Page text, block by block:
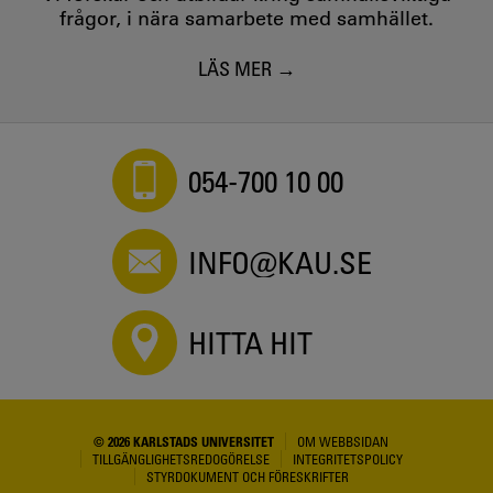
frågor, i nära samarbete med samhället.
LÄS MER
054-700 10 00
INFO@KAU.SE
HITTA HIT
© 2026 KARLSTADS UNIVERSITET
OM WEBBSIDAN
TILLGÄNGLIGHETSREDOGÖRELSE
INTEGRITETSPOLICY
STYRDOKUMENT OCH FÖRESKRIFTER